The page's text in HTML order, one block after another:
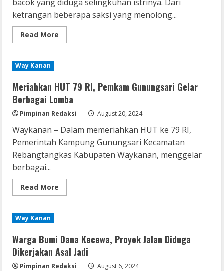
ketrangan beberapa saksi yang menolong...
Read More
more
Blambangnumpu
Bacok
Selingkuhan
Istrinya
Way Kanan
Meriahkan HUT 79 RI, Pemkam Gunungsari Gelar
Berbagai Lomba
Pimpinan Redaksi August 20, 2024
Waykanan – Dalam memeriahkan HUT ke 79 RI,
Pemerintah Kampung Gunungsari Kecamatan
Rebangtangkas Kabupaten Waykanan, menggelar
berbagai...
Read More
more
Pemkam
Gunungsari
Gelar
Berbagai
Lomba
Way Kanan
Warga Bumi Dana Kecewa, Proyek Jalan Diduga
Dikerjakan Asal Jadi
Pimpinan Redaksi August 6, 2024